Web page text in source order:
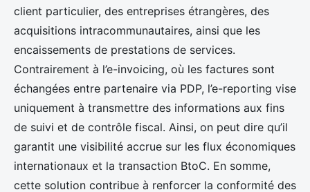
client particulier, des entreprises étrangères, des
acquisitions intracommunautaires, ainsi que les
encaissements de prestations de services.
Contrairement à l’e-invoicing, où les factures sont
échangées entre partenaire via PDP, l’e-reporting vise
uniquement à transmettre des informations aux fins
de suivi et de contrôle fiscal. Ainsi, on peut dire qu’il
garantit une visibilité accrue sur les flux économiques
internationaux et la transaction BtoC. En somme,
cette solution contribue à renforcer la conformité des